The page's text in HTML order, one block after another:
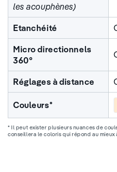
les acouphènes)
Etanchéité
Micro directionnels
360°
Réglages à distance
Couleurs*
* Il peut exister plusieurs nuances de
conseillera le coloris qui répond au mieux